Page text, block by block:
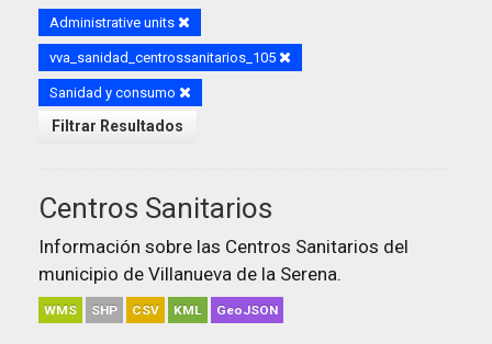
Administrative units
vva_sanidad_centrossanitarios_105
Sanidad y consumo
Filtrar Resultados
Centros Sanitarios
Información sobre las Centros Sanitarios del
municipio de Villanueva de la Serena.
WMS SHP CSV KML GeoJSON